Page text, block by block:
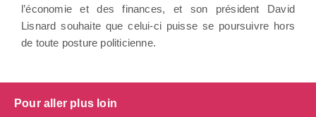
l’économie et des finances, et son président David
Lisnard souhaite que celui-ci puisse se poursuivre hors
de toute posture politicienne.
Pour aller plus loin